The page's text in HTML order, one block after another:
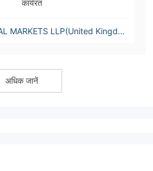
कार्यरत
MARKETS LLP(United Kingdo
अधिक जानें